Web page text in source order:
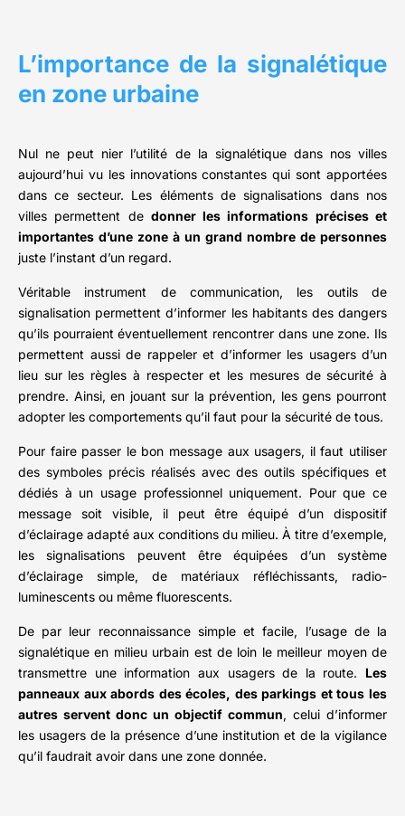
L’importance de la signalétique
en zone urbaine
Nul ne peut nier l’utilité de la signalétique dans nos villes
aujourd’hui vu les innovations constantes qui sont apportées
dans ce secteur. Les éléments de signalisations dans nos
villes permettent de donner les informations précises et
importantes d’une zone à un grand nombre de personnes
juste l’instant d’un regard.
Véritable instrument de communication, les outils de
signalisation permettent d’informer les habitants des dangers
qu’ils pourraient éventuellement rencontrer dans une zone. Ils
permettent aussi de rappeler et d’informer les usagers d’un
lieu sur les règles à respecter et les mesures de sécurité à
prendre. Ainsi, en jouant sur la prévention, les gens pourront
adopter les comportements qu’il faut pour la sécurité de tous.
Pour faire passer le bon message aux usagers, il faut utiliser
des symboles précis réalisés avec des outils spécifiques et
dédiés à un usage professionnel uniquement. Pour que ce
message soit visible, il peut être équipé d’un dispositif
d’éclairage adapté aux conditions du milieu. À titre d’exemple,
les signalisations peuvent être équipées d’un système
d’éclairage simple, de matériaux réfléchissants, radio-
luminescents ou même fluorescents.
De par leur reconnaissance simple et facile, l’usage de la
signalétique en milieu urbain est de loin le meilleur moyen de
transmettre une information aux usagers de la route. Les
panneaux aux abords des écoles, des parkings et tous les
autres servent donc un objectif commun, celui d’informer
les usagers de la présence d’une institution et de la vigilance
qu’il faudrait avoir dans une zone donnée.